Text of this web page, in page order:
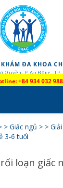
ĐA KHOA
Quyền, P.An Đông,
+84 934 032 988
to
content
> Giấc ngủ > >
3-6 tuổi
loạn giấc